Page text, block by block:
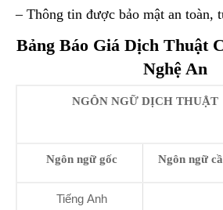
– Thông tin được bảo mật an toàn,
Bảng Báo Giá Dịch Thuật
Nghệ An
NGÔN NGỮ DỊCH THUẬT
Ngôn ngữ gốc Ngôn ngữ
Tiếng Anh